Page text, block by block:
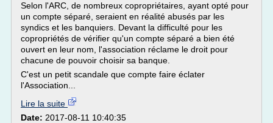
Selon l'ARC, de nombreux copropriétaires, ayant opté pour
un compte séparé, seraient en réalité abusés par les
syndics et les banquiers. Devant la difficulté pour les
copropriétés de vérifier qu'un compte séparé a bien été
ouvert en leur nom, l'association réclame le droit pour
chacune de pouvoir choisir sa banque.
C'est un petit scandale que compte faire éclater
l'Association...
Lire la suite
Date: 2017-08-11 10:40:35